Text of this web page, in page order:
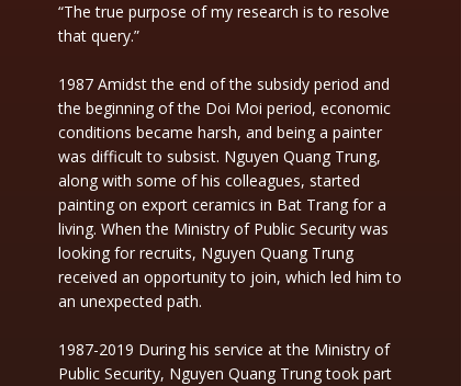
“The true purpose of my research is to resolve
that query.”
1987 Amidst the end of the subsidy period and
the beginning of the Doi Moi period, economic
conditions became harsh, and being a painter
was difficult to subsist. Nguyen Quang Trung,
along with some of his colleagues, started
painting on export ceramics in Bat Trang for a
living. When the Ministry of Public Security was
looking for recruits, Nguyen Quang Trung
received an opportunity to join, which led him to
an unexpected path.
1987-2019 During his service at the Ministry of
Public Security, Nguyen Quang Trung took part